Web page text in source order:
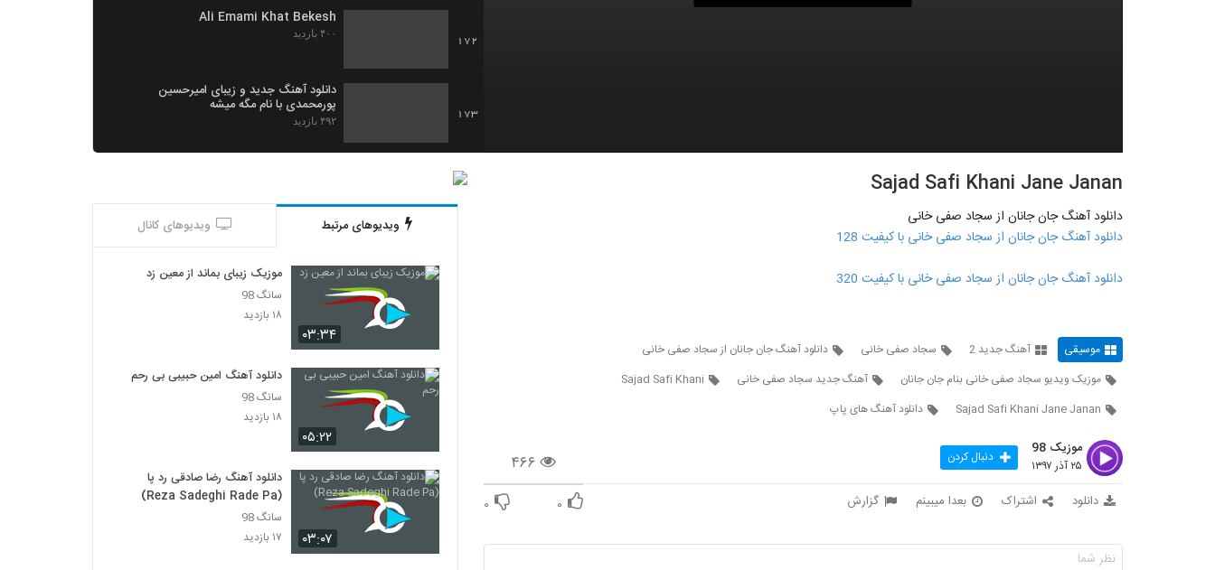
172
Ali Emami Khat Bekesh
۴۰۰ بازدید
173
دانلود آهنگ جدید و زیبای امیرحسین
پورمحمدی با نام مگه میشه
۴۹۲ بازدید
174
دانلود آهنگ نادر (جدید) حراج (Nader New
۵۰۸ بازدید
آهنگ سعید علیزاده (I) بنام کابوس تازه
۶۹۴ بازدید
دانلود آهنگ منصور نصرتی راه ما (Mansour
Nosrati Rahe Ma)
۵۸۷ بازدید
Kon Perspolis)
Sajad Safi Khani Jane Janan
دانلود آهنگ جان جانان از سجاد صفی خانی
دانلود آهنگ جان جانان از سجاد صفی خانی با کیفیت 128
دانلود آهنگ جان جانان از سجاد صفی خانی با کیفیت 320
موسیقی آهنگ جدید 2 سجاد صفی خانی
دانلود آهنگ جان جانان از سجاد صفی خانی
موزیک ویدیو سجاد صفی خانی بنام جان جانان
آهنگ جدید سجاد صفی خانی
Sajad Safi Khani
Sajad Safi Khani Jane Janan
دانلود آهنگ های پاپ
۴۶۶
موزیک 98
۲۵ آذر ۱۳۹۷ دنبال کردن
دانلود اشتراک بعدا میبینم گزارش ۰ ۰
ویدیوهای مرتبط ویدیوهای کانال
۰۳:۳۴
موزیک زیبای بماند از معین زد
سانگ 98
۱۸ بازدید
۰۵:۲۲
دانلود آهنگ امین حبیبی بی رحم
سانگ 98
۱۸ بازدید
۰۳:۰۷
دانلود آهنگ رضا صادقی رد پا
(Reza Sadeghi Rade Pa)
سانگ 98
۱۷ بازدید